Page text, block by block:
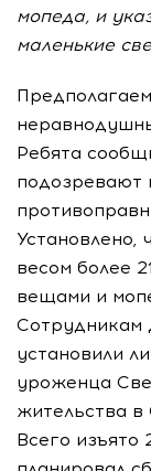
мопеда, и
маленькие
Ребята
подозревают
Установлено,
весом более
вещами и
Сотрудникам
установили
уроженца
жительства в
Всего